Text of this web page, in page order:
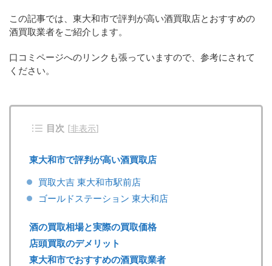
この記事では、東大和市で評判が高い酒買取店とおすすめの
酒買取業者をご紹介します。
口コミページへのリンクも張っていますので、参考にされて
ください。
目次 [非表示]
東大和市で評判が高い酒買取店
買取大吉 東大和市駅前店
ゴールドステーション 東大和店
酒の買取相場と実際の買取価格
店頭買取のデメリット
東大和市でおすすめの酒買取業者